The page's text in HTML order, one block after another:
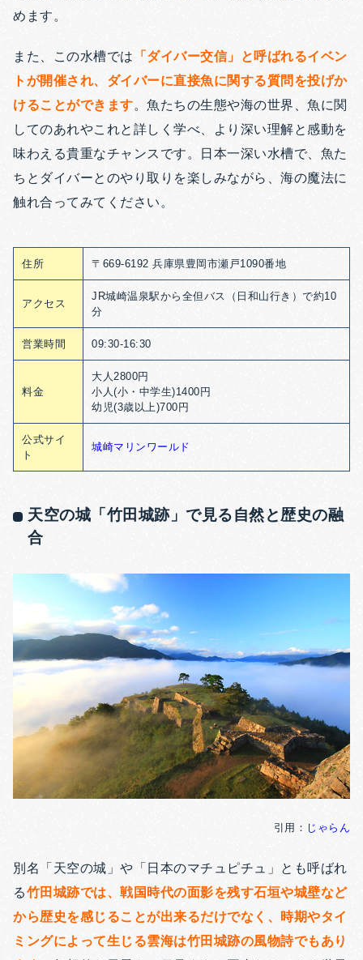
めます。
また、この水槽では 「ダイバー交信」と呼ばれるイベン
トが開催され、ダイバーに直接魚に関する質問を投げか
けることができます。魚たちの生態や海の世界、魚に関
してのあれやこれと詳しく学べ、より深い理解と感動を
味わえる貴重なチャンスです。日本一深い水槽で、魚た
ちとダイバーとのやり取りを楽しみながら、海の魔法に
触れ合ってみてください。
住所 〒669-6192 兵庫県豊岡市瀬戸1090番地
アクセス
JR城崎温泉駅から全但バス（日和山行き）で約10
分
営業時間 09:30-16:30
料金
大人2800円
小人(小・中学生)1400円
幼児(3歳以上)700円
公式サイ
ト
城崎マリンワールド
天空の城「竹田城跡」で見る自然と歴史の融
合
引用： じゃらん
別名「天空の城」や「日本のマチュピチュ」とも呼ばれ
る竹田城跡では、戦国時代の面影を残す石垣や城壁など
から歴史を感じることが出来るだけでなく、時期やタイ
ミングによって生じる雲海は竹田城跡の風物詩でもあり